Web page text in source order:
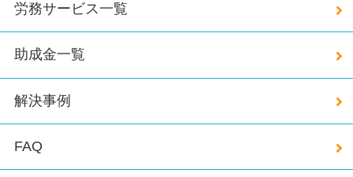
労務サービス一覧
助成金一覧
解決事例
FAQ